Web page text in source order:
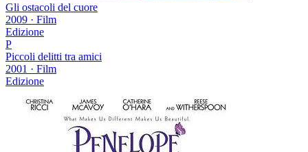
Gli ostacoli del cuore
2009 · Film
Edizione
P
Piccoli delitti tra amici
2001 · Film
Edizione